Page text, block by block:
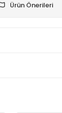
Ürün Önerileri